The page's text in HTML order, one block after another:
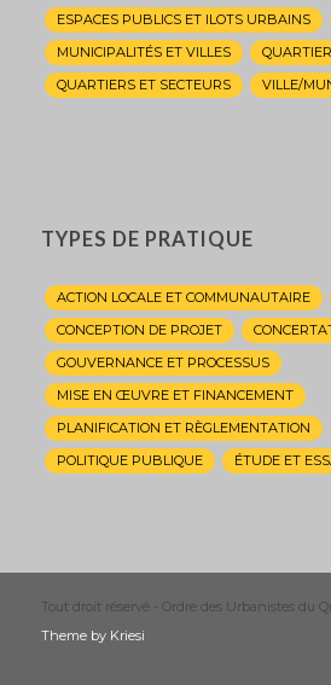
ESPACES PUBLICS ET ILOTS URBAINS
MUNICIPALITÉS ET VILLES
QUARTIERS ET SECTEURS
VILLE/
TYPES DE PRATIQUE
ACTION LOCALE ET COMMUNAUTAIRE
CONCEPTION DE PROJET
GOUVERNANCE ET PROCESSUS
MISE EN ŒUVRE ET FINANCEMENT
PLANIFICATION ET RÈGLEMENTATION
POLITIQUE PUBLIQUE
ÉTUDE ET
Tout droit réservé - Ordre des Urbanistes du
Theme by Kriesi